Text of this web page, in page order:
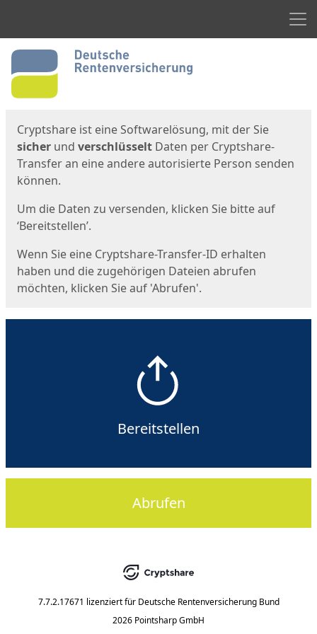
Start
Cryptshare ist eine Softwarelösung, mit der Sie
sicher und verschlüsselt Daten per Cryptshare-
Transfer an eine andere autorisierte Person senden
können.
Um die Daten zu versenden, klicken Sie bitte auf
‘Bereitstellen’.
Wenn Sie eine Cryptshare-Transfer-ID erhalten
haben und die zugehörigen Dateien abrufen
möchten, klicken Sie auf 'Abrufen'.
Bereitstellen
Abrufen
7.7.2.17671 lizenziert für Deutsche Rentenversicherung Bund
2026 Pointsharp GmbH